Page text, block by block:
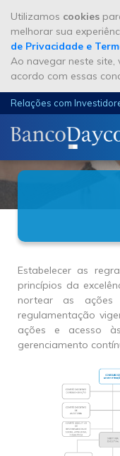
Utilizamos cookies
melhorar sua
de Privacidade e
Ao navegar neste
acordo com essas
Relações com
Estabelecer as
princípios da
nortear as
regulamentação
ações e acesso
gerenciamento